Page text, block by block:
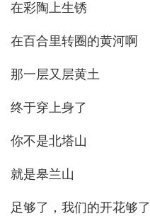
在彩陶上生锈
在百合里转圈的黄河啊
那一层又层黄土
终于穿上身了
你不是北塔山
就是皋兰山
足够了，我们的开花够了